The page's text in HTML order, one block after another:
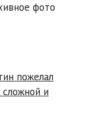
фото